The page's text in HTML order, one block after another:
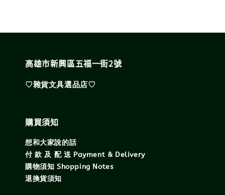
高雄市新興區五福一街2號
♡雜貨文具選品店♡
購買須知
想和大家說的話
付 款 及 配 送 Payment & Delivery
購物須知 Shopping Notes
退換貨須知